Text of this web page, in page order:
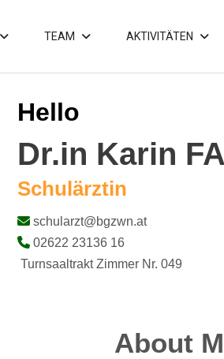
TEAM AKTIVITÄTEN
Hello
Dr.in Karin
Schulärztin
schularzt@bgzwn.at
02622 23136 16
Turnsaaltrakt Zimmer Nr. 049
About